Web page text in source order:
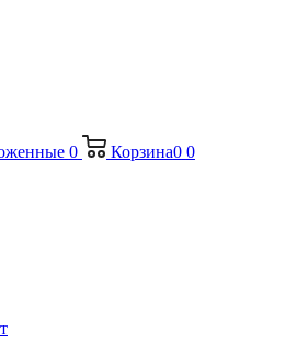
0 Корзина0 0